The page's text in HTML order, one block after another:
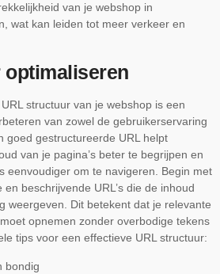
van je webshop in
wat kan leiden tot meer verkeer en
structuur van je webshop is een
van zowel de gebruikerservaring
goed gestructureerde URL helpt
van je pagina’s beter te begrijpen en
eenvoudiger om te navigeren. Begin met
beschrijvende URL’s die de inhoud
weergeven. Dit betekent dat je relevante
opnemen zonder overbodige tekens
tips voor een effectieve URL structuur:
bondig